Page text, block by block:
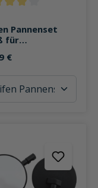
Sternen Bewertung
Pannenset
für
€